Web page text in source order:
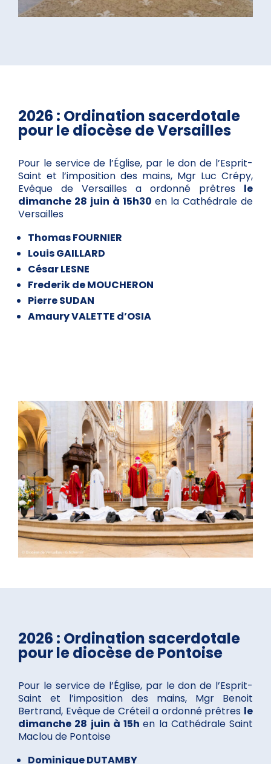
2026 : Ordination sacerdotale
pour le diocèse de Versailles
Pour le service de l’Église, par le don de l’Esprit-
Saint et l’imposition des mains, Mgr Luc Crépy,
Evêque de Versailles a ordonné prêtres le
dimanche 28 juin à 15h30 en la Cathédrale de
Versailles
Thomas FOURNIER
Louis GAILLARD
César LESNE
Frederik de MOUCHERON
Pierre SUDAN
Amaury VALETTE d’OSIA
2026 : Ordination sacerdotale
pour le diocèse de Pontoise
Pour le service de l’Église, par le don de l’Esprit-
Saint et l’imposition des mains, Mgr Benoit
Bertrand, Evêque de Créteil a ordonné prêtres le
dimanche 28 juin à 15hen la Cathédrale Saint
Maclou de Pontoise
Dominique DUTAMBY